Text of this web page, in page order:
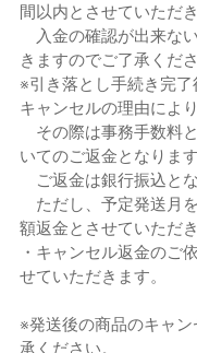
間以内とさせていただき
入金の確認が出来な
きますのでご了承くださ
※引き落とし手続き完了
キャンセルの理由によ
その際は事務手数料
いてのご返金となります
ご返金は銀行振込とな
ただし、予定発送月
額返金とさせていただき
・キャンセル返金のご
せていただきます。
※発送後の商品のキャ
承ください。